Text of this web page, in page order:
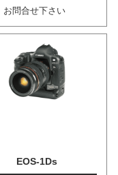
お問合せ下さい
EOS-1Ds